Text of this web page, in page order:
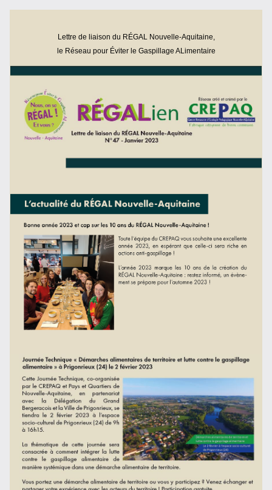
Lettre de liaison du RÉGAL Nouvelle-Aquitaine,
le Réseau pour Éviter le Gaspillage ALimentaire